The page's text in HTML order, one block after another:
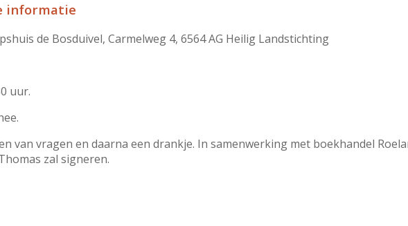
informatie
de Bosduivel, Carmelweg 4, 6564 AG Heilig Landstichting
uur.
van vragen en daarna een drankje. In samenwerking met boekhandel
zal signeren.